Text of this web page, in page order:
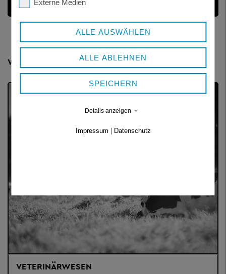
VERWEISE
Weitere Themen
VETERINÄRWESEN
Externe Medien
ALLE AUSWÄHLEN
ALLE ABLEHNEN
SPEICHERN
Details anzeigen
Impressum | Datenschutz